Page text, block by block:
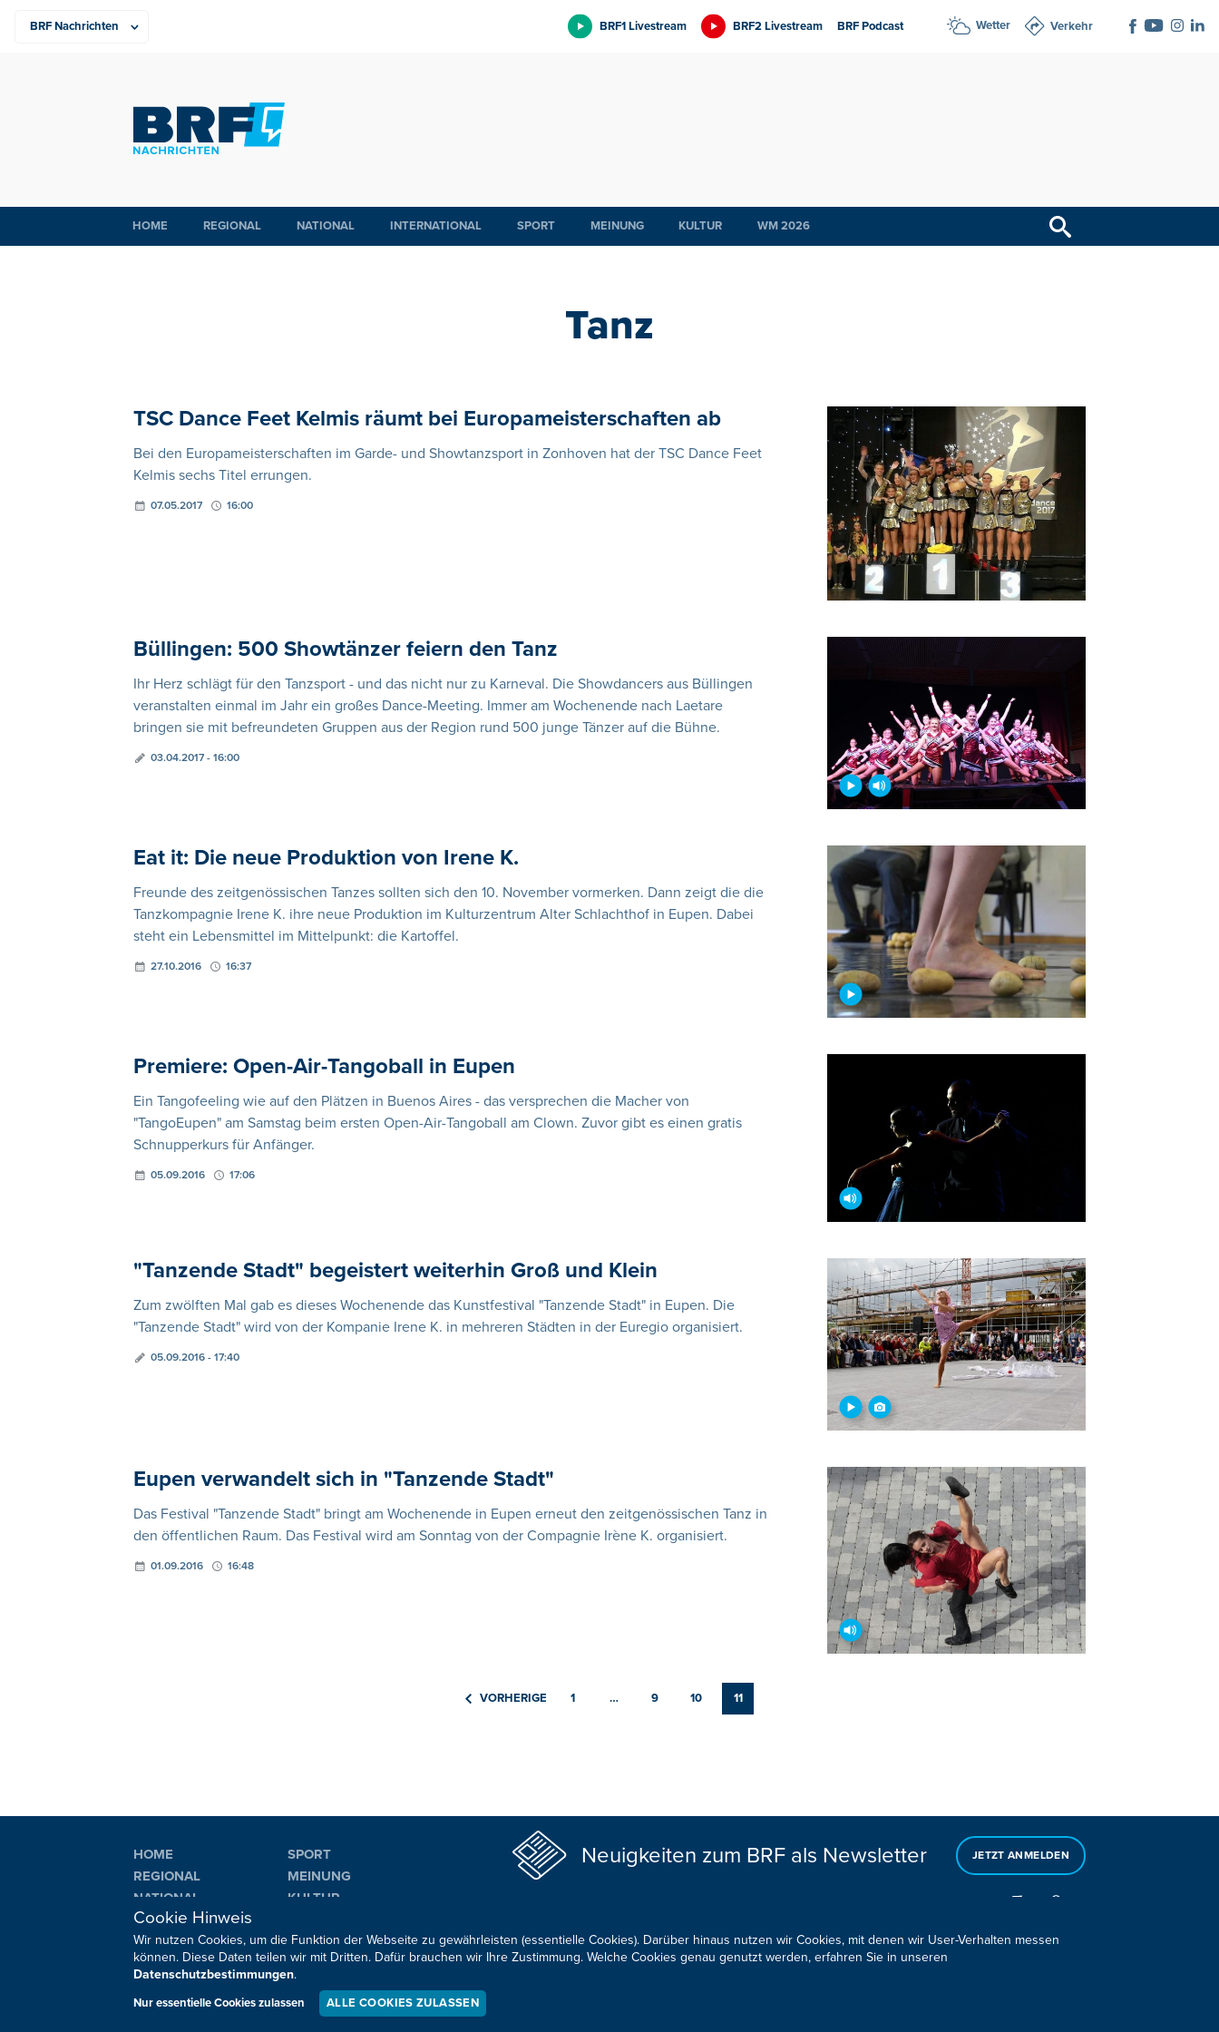
BRF1 Livestream BRF2 Livestream BRF Podcast Wetter Verkehr
HOME REGIONAL NATIONAL INTERNATIONAL SPORT MEINUNG KULTUR WM 2026
Tanz
TSC Dance Feet Kelmis räumt bei Europameisterschaften ab
Bei den Europameisterschaften im Garde- und Showtanzsport in Zonhoven hat der TSC Dance Feet
Kelmis sechs Titel errungen.
07.05.2017 16:00
Büllingen: 500 Showtänzer feiern den Tanz
Ihr Herz schlägt für den Tanzsport - und das nicht nur zu Karneval. Die Showdancers aus Büllingen
veranstalten einmal im Jahr ein großes Dance-Meeting. Immer am Wochenende nach Laetare
bringen sie mit befreundeten Gruppen aus der Region rund 500 junge Tänzer auf die Bühne.
03.04.2017 - 16:00
Eat it: Die neue Produktion von Irene K.
Freunde des zeitgenössischen Tanzes sollten sich den 10. November vormerken. Dann zeigt die die
Tanzkompagnie Irene K. ihre neue Produktion im Kulturzentrum Alter Schlachthof in Eupen. Dabei
steht ein Lebensmittel im Mittelpunkt: die Kartoffel.
27.10.2016 16:37
Premiere: Open-Air-Tangoball in Eupen
Ein Tangofeeling wie auf den Plätzen in Buenos Aires - das versprechen die Macher von
"TangoEupen" am Samstag beim ersten Open-Air-Tangoball am Clown. Zuvor gibt es einen gratis
Schnupperkurs für Anfänger.
05.09.2016 17:06
"Tanzende Stadt" begeistert weiterhin Groß und Klein
Zum zwölften Mal gab es dieses Wochenende das Kunstfestival "Tanzende Stadt" in Eupen. Die
"Tanzende Stadt" wird von der Kompanie Irene K. in mehreren Städten in der Euregio organisiert.
05.09.2016 - 17:40
Eupen verwandelt sich in "Tanzende Stadt"
Das Festival "Tanzende Stadt" bringt am Wochenende in Eupen erneut den zeitgenössischen Tanz in
den öffentlichen Raum. Das Festival wird am Sonntag von der Compagnie Irène K. organisiert.
01.09.2016 16:48
VORHERIGE 1 … 9 10 11
HOME
REGIONAL
NATIONAL
INTERNATIONAL
SPORT
MEINUNG
KULTUR
Neuigkeiten zum BRF als Newsletter JETZT ANMELDEN
Sie haben noch Fragen oder Anmerkungen?
Barrierefreiheit Cookie-Zustimmung anpassen
Cookie Hinweis
Wir nutzen Cookies, um die Funktion der Webseite zu gewährleisten (essentielle Cookies). Darüber hinaus nutzen wir Cookies, mit denen wir User-Verhalten messen
können. Diese Daten teilen wir mit Dritten. Dafür brauchen wir Ihre Zustimmung. Welche Cookies genau genutzt werden, erfahren Sie in unseren
Datenschutzbestimmungen.
Nur essentielle Cookies zulassen ALLE COOKIES ZULASSEN